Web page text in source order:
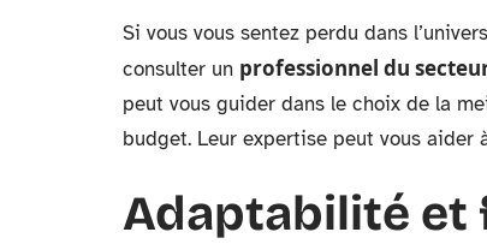
Si vous vous sentez perdu dans
consulter un professionnel du
peut vous guider dans le choix de la
budget. Leur expertise peut vous aider
Adaptabilité et